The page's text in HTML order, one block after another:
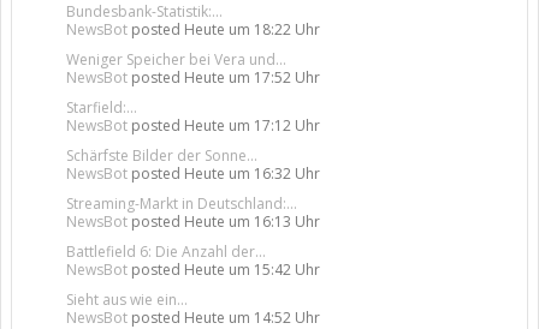
Bundesbank-Statistik:...
NewsBot posted Heute um 18:22 Uhr
Weniger Speicher bei Vera und...
NewsBot posted Heute um 17:52 Uhr
Starfield:...
NewsBot posted Heute um 17:12 Uhr
Schärfste Bilder der Sonne...
NewsBot posted Heute um 16:32 Uhr
Streaming-Markt in Deutschland:...
NewsBot posted Heute um 16:13 Uhr
Battlefield 6: Die Anzahl der...
NewsBot posted Heute um 15:42 Uhr
Sieht aus wie ein...
NewsBot posted Heute um 14:52 Uhr